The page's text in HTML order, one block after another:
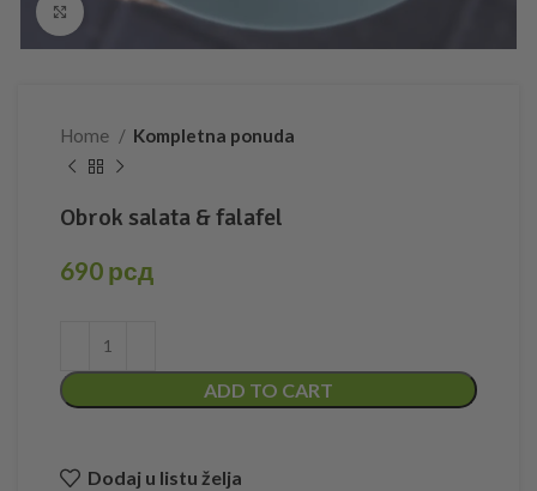
Click to enlarge
Home Kompletna ponuda
Obrok salata & falafel
690 рсд
ADD TO CART
Dodaj u listu želja